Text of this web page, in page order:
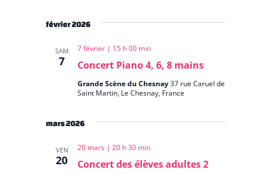
février 2026
SAM
7 Concert Piano 4, 6, 8 mains
7 février | 15 h 00 min
Grande Scène du Chesnay37 rue Caruel de
Saint Martin, Le Chesnay, France
mars 2026
VEN
20 Concert des élèves adultes 2
20 mars | 20 h 30 min